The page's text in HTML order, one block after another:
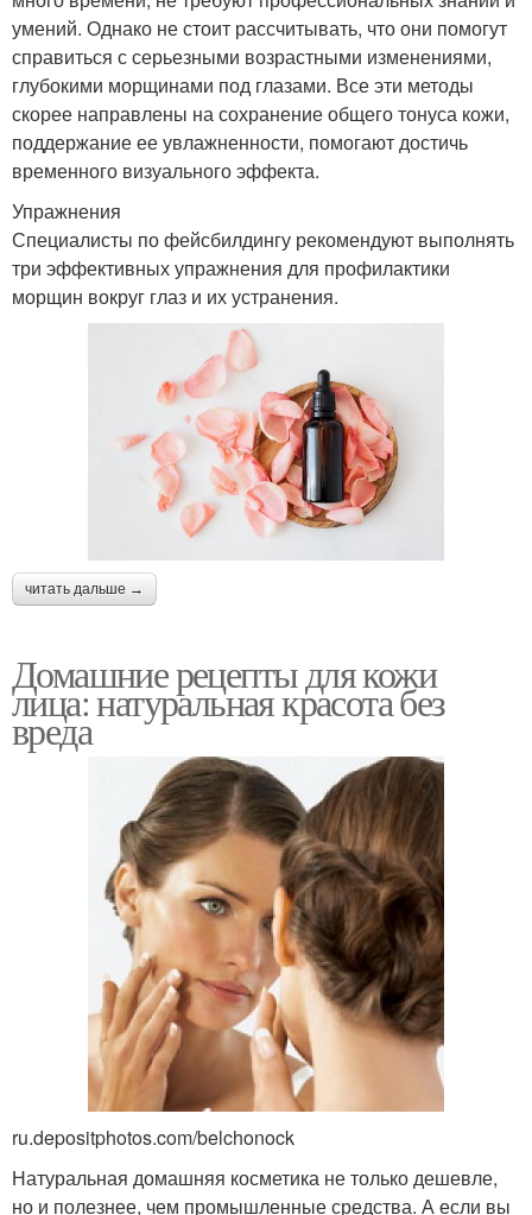
умений. Однако не стоит рассчитывать, что они помогут
справиться с серьезными возрастными изменениями,
глубокими морщинами под глазами. Все эти методы
скорее направлены на сохранение общего тонуса кожи,
поддержание ее увлажненности, помогают достичь
временного визуального эффекта.
Упражнения
Специалисты по фейсбилдингу рекомендуют выполнять
три эффективных упражнения для профилактики
морщин вокруг глаз и их устранения.
читать дальше →
Домашние рецепты для кожи
лица: натуральная красота без
вреда
ru.depositphotos.com/belchonock
Натуральная домашняя косметика не только дешевле,
но и полезнее, чем промышленные средства. А если вы